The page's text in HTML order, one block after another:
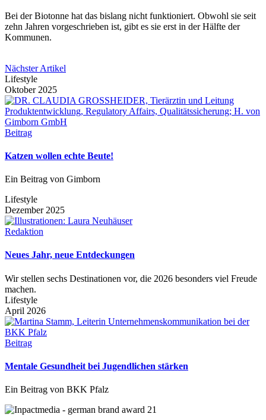
Bei der Biotonne hat das bislang nicht funktioniert. Obwohl sie seit
zehn Jahren vorgeschrieben ist, gibt es sie erst in der Hälfte der
Kommunen.
Nächster Artikel
Lifestyle
Oktober 2025
Beitrag
Katzen wollen echte Beute!
Ein Beitrag von Gimborn
Lifestyle
Dezember 2025
Redaktion
Neues Jahr, neue Entdeckungen
Wir stellen sechs Destinationen vor, die 2026 besonders viel Freude
machen.
Lifestyle
April 2026
Beitrag
Mentale Gesundheit bei Jugendlichen stärken
Ein Beitrag von BKK Pfalz